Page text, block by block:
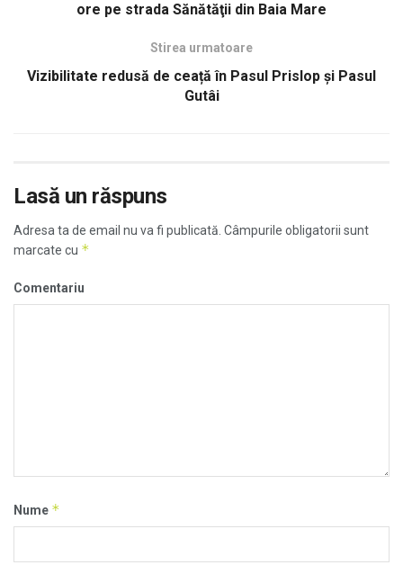
ore pe strada Sănătăţii din Baia Mare
Stirea urmatoare
Vizibilitate redusă de ceață în Pasul Prislop și Pasul
Gutâi
Lasă un răspuns
Adresa ta de email nu va fi publicată. Câmpurile obligatorii sunt
marcate cu *
Comentariu
Nume *